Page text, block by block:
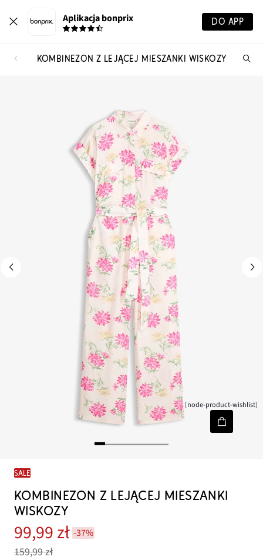
Aplikacja bonprix DO APP
KOMBINEZON Z LEJĄCEJ MIESZANKI WISKOZY
[node-product-wishlist]
SALE
KOMBINEZON Z LEJĄCEJ MIESZANKI
WISKOZY
99,99 zł -37%
159,99 zł